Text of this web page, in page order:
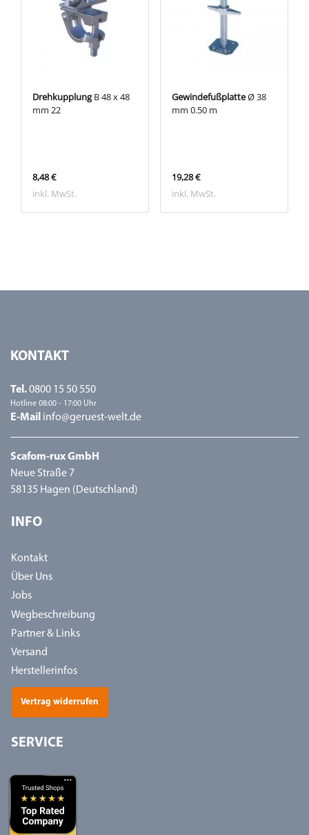
DrehkupplungB 48 x 48
mm 22
8,48 €
inkl. MwSt.
GewindefußplatteØ 38
mm 0.50 m
19,28 €
inkl. MwSt.
KONTAKT
Tel.0800 15 50 550
Hotline 08:00 - 17:00 Uhr
E-Mail info@geruest-welt.de
Scafom-rux GmbH
Neue Straße 7
58135 Hagen (Deutschland)
INFO
Kontakt
Über Uns
Jobs
Wegbeschreibung
Partner & Links
Versand
Herstellerinfos
Vertrag widerrufen
SERVICE